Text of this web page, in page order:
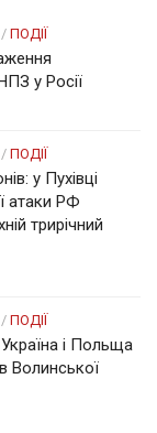
/ ПОДІЇ
у Росії
/ ПОДІЇ
у Пухівці
атаки РФ
трирічний
/ ПОДІЇ
і Польща
Волинської